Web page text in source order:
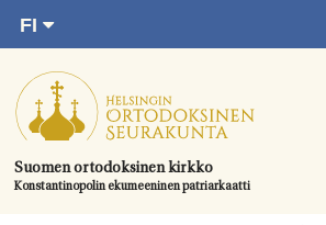
suoraan
sisältöön.
Suomen ortodoksinen kirkko
Konstantinopolin ekumeeninen patriarkaatti
FI
SV
EN
UA
Etusivu
Ajankohtaista
Juhlat & toimitukset